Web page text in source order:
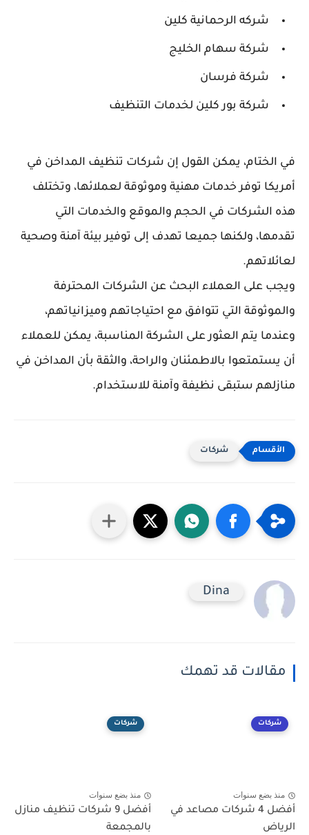
شركه الرحمانية كلين
شركة سهام الخليج
شركة فرسان
شركة بور كلين لخدمات التنظيف
في الختام، يمكن القول إن شركات تنظيف المداخن في
أمريكا توفر خدمات مهنية وموثوقة لعملائها، وتختلف
هذه الشركات في الحجم والموقع والخدمات التي
تقدمها، ولكنها جميعا تهدف إلى توفير بيئة آمنة وصحية
لعائلاتهم.
ويجب على العملاء البحث عن الشركات المحترفة
والموثوقة التي تتوافق مع احتياجاتهم وميزانياتهم،
وعندما يتم العثور على الشركة المناسبة، يمكن للعملاء
أن يستمتعوا بالاطمئنان والراحة، والثقة بأن المداخن في
منازلهم ستبقى نظيفة وآمنة للاستخدام.
شركات
Dina
مقالات قد تهمك
شركات
منذ بضع سنوات
أفضل 4 شركات مصاعد في
الرياض
شركات
منذ بضع سنوات
أفضل 9 شركات تنظيف منازل
بالمجمعة